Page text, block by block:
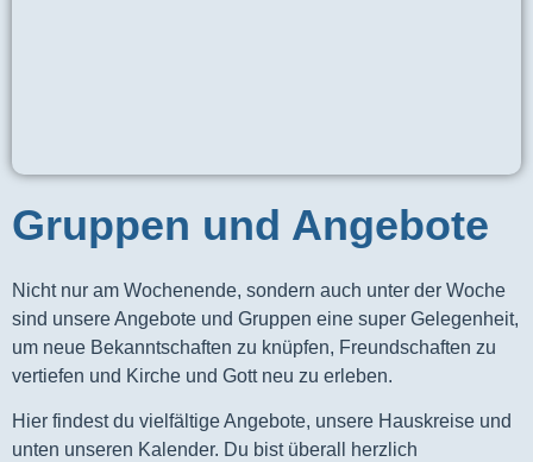
Gruppen und Angebote​
Nicht nur am Wochenende, sondern auch unter der Woche
sind unsere Angebote und Gruppen eine super Gelegenheit,
um neue Bekanntschaften zu knüpfen, Freundschaften zu
vertiefen und Kirche und Gott neu zu erleben.
Hier findest du vielfältige Angebote, unsere Hauskreise und
unten unseren Kalender. Du bist überall herzlich